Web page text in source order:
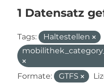
1 Datensatz
Tags: Haltestellen
Formate: GTFS